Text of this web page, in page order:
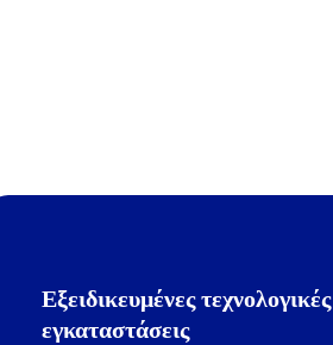
Εξειδικευμένες τεχνολογικές
εγκαταστάσεις